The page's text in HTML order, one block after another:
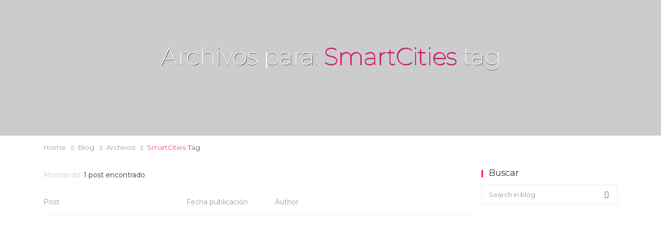
Archivos para: SmartCities tag
Home Blog Archivos SmartCitiesTag
Mostrando: 1 post encontrado
Post Fecha publicación Author
Buscar
Buscar en el blog
Search